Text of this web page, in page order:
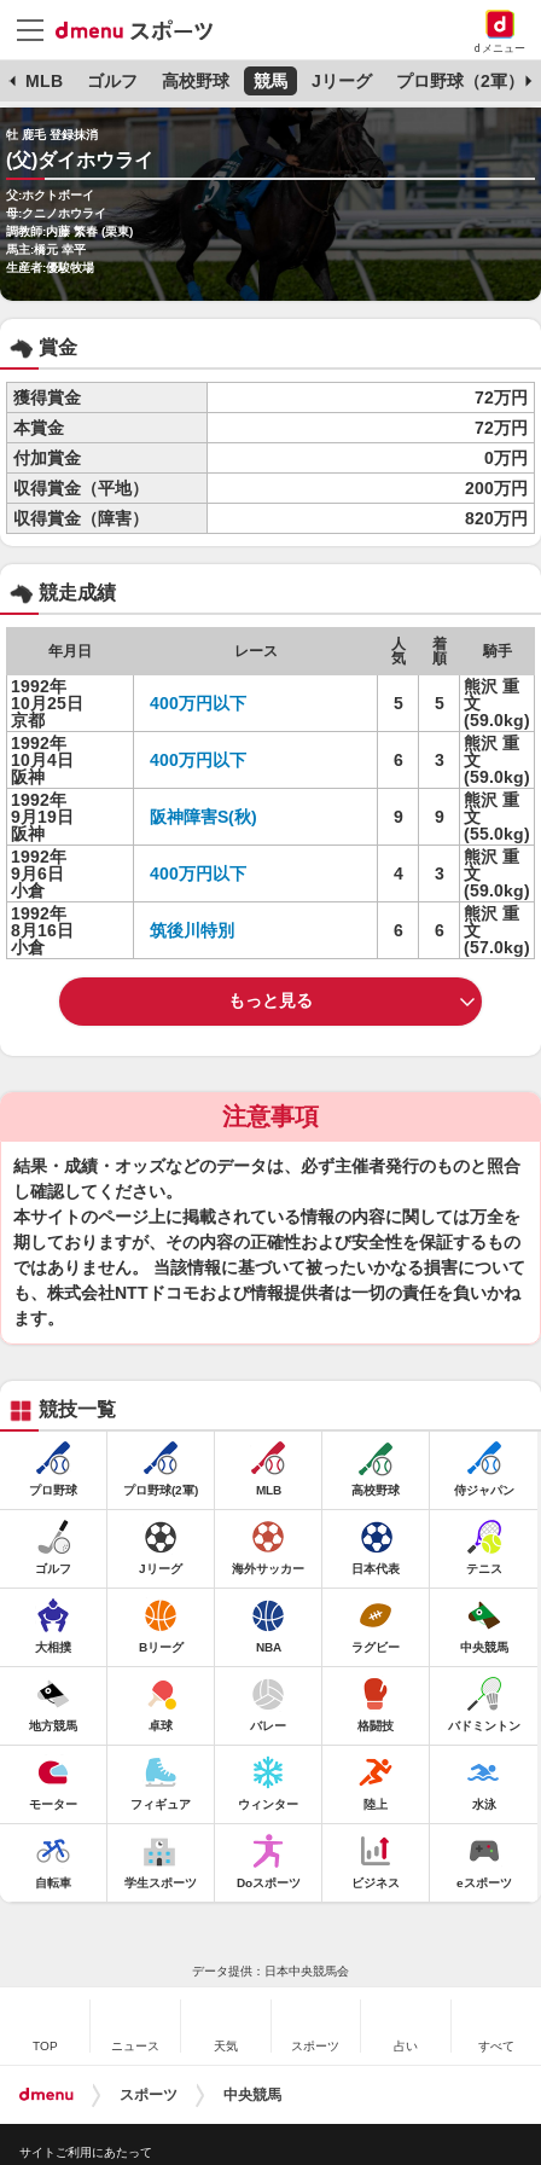
dメニュー
MLB ゴルフ 高校野球 競馬 Jリーグ プロ野球（2軍）
牡 鹿毛 登録抹消
(父)ダイホウライ
父:ホクトボーイ
母:クニノホウライ
調教師:内藤 繁春 (栗東)
馬主:橋元 幸平
生産者:優駿牧場
賞金
獲得賞金
72万円
本賞金
72万円
付加賞金
0万円
収得賞金（平地）
200万円
収得賞金（障害）
820万円
競走成績
年月日 レース
人
気
着
順
騎手
1992年
10月25日
京都
400万円以下 5 5
熊沢 重
文
(59.0kg)
1992年
10月4日
阪神
400万円以下 6 3
熊沢 重
文
(59.0kg)
1992年
9月19日
阪神
阪神障害S(秋) 9 9
熊沢 重
文
(55.0kg)
1992年
9月6日
小倉
400万円以下 4 3
熊沢 重
文
(59.0kg)
1992年
8月16日
小倉
筑後川特別 6 6
熊沢 重
文
(57.0kg)
もっと見る
注意事項
結果・成績・オッズなどのデータは、必ず主催者発行のものと照合
し確認してください。
本サイトのページ上に掲載されている情報の内容に関しては万全を
期しておりますが、その内容の正確性および安全性を保証するもの
ではありません。 当該情報に基づいて被ったいかなる損害について
も、株式会社NTTドコモおよび情報提供者は一切の責任を負いかね
ます。
競技一覧
プロ野球 プロ野球(2軍) MLB 高校野球 侍ジャパン
ゴルフ Jリーグ 海外サッカー 日本代表 テニス
大相撲 Bリーグ NBA ラグビー 中央競馬
地方競馬 卓球 バレー 格闘技 バドミントン
モーター フィギュア ウィンター 陸上 水泳
自転車 学生スポーツ Doスポーツ ビジネス eスポーツ
データ提供：日本中央競馬会
TOP ニュース 天気 スポーツ 占い すべて
スポーツ 中央競馬
サイトご利用にあたって